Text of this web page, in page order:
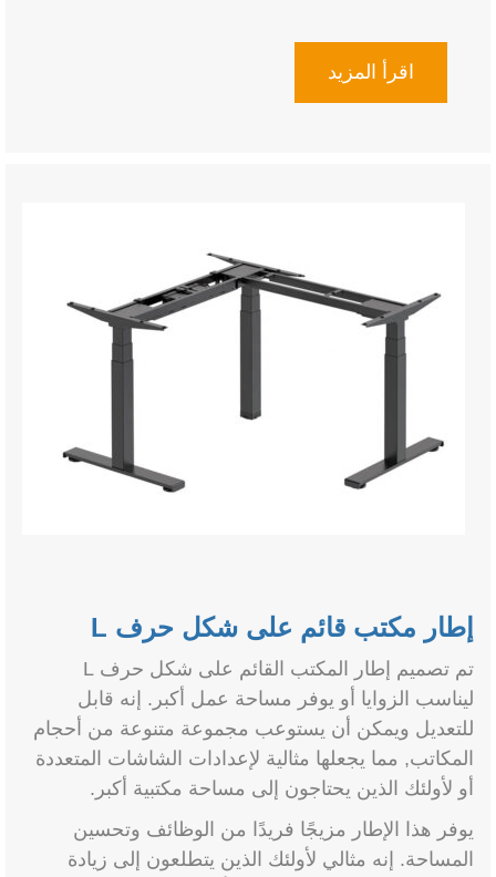
اقرأ المزيد
إطار مكتب قائم على شكل حرف L
تم تصميم إطار المكتب القائم على شكل حرف L
ليناسب الزوايا أو يوفر مساحة عمل أكبر. إنه قابل
للتعديل ويمكن أن يستوعب مجموعة متنوعة من أحجام
المكاتب, مما يجعلها مثالية لإعدادات الشاشات المتعددة
أو لأولئك الذين يحتاجون إلى مساحة مكتبية أكبر.
يوفر هذا الإطار مزيجًا فريدًا من الوظائف وتحسين
المساحة. إنه مثالي لأولئك الذين يتطلعون إلى زيادة